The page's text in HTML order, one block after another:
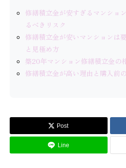
修繕積立金が安すぎるマンショ
るべきリスク
修繕積立金が安いマンションは
と見極め方
築20年マンション修繕積立金の
修繕積立金が高い理由と購入前
Post
Line